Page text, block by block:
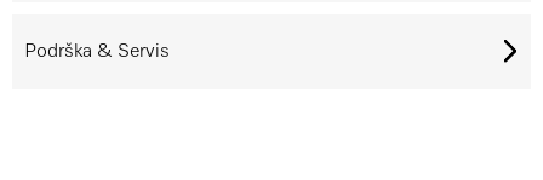
Podrška & Servis